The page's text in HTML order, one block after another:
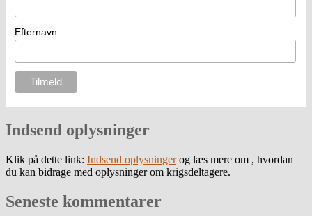
Efternavn
Indsend oplysninger
Klik på dette link: Indsend oplysningerog læs mere om , hvordan
du kan bidrage med oplysninger om krigsdeltagere.
Seneste kommentarer